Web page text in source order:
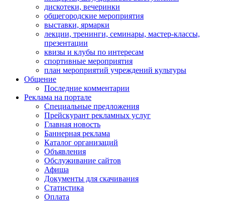
дискотеки, вечеринки
общегородские мероприятия
выставки, ярмарки
лекции, тренинги, семинары, мастер-классы,
презентации
квизы и клубы по интересам
спортивные мероприятия
план мероприятий учреждений культуры
Общение
Последние комментарии
Реклама на портале
Специальные предложения
Прейскурант рекламных услуг
Главная новость
Баннерная реклама
Каталог организаций
Объявления
Обслуживание сайтов
Афиша
Документы для скачивания
Статистика
Оплата